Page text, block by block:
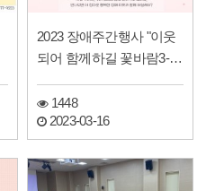
2023 장애주간행사 "이웃
되어 함께하길 꽃바람3-wit
1448
2023-03-16